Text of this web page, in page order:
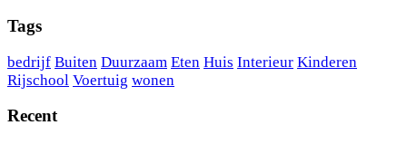
Tags
bedrijf Buiten Duurzaam Eten Huis Interieur Kinderen
Rijschool Voertuig wonen
Recent